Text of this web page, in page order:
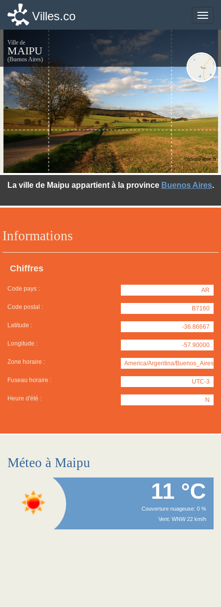
Toggle
Villes.co
Ville de
MAIPU
(Buenos Aires)
Informations
Chiffres
Code pays : AR
Code postal : B7160
Latitude : -36.86667
Longitude : -57.90000
Zone horaire : America/Argentina/Buenos_Aires
Fuseau horaire : UTC-3
Heure d'été : N
La ville de Maipu appartient à la province Buenos Aires.
©photo-libre.fr
Méteo à Maipu
11 °C
Couverture nuageuse: 0 %
Vent: WNW 22 km/h
Toggle
Villes.co